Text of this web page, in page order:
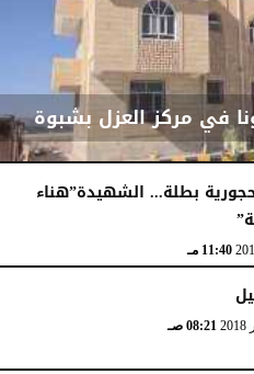
في مركز العزل بشبوة
بطلة... الشهيدة”هناء
11:40 مـ
08:21 صـ